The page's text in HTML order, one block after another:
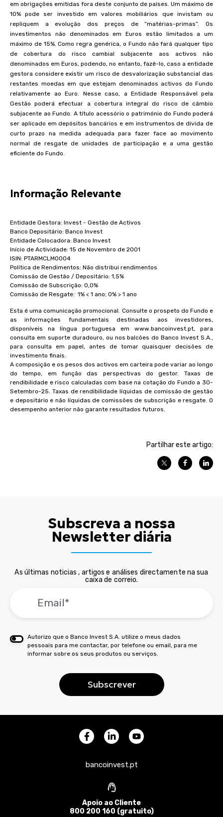
em obrigações emitidas fora deste conjunto de países. Um máximo de
10% pode ser investido em valores mobiliários que invistam ou
repliquem a evolução dos preços de “matérias-primas”. Os
investimentos não denominados em Euros estão limitados a um
máximo de 15%. Como regra genérica, o Fundo não fará qualquer tipo
de cobertura do risco cambial subjacente aos activos não
denominados em Euros, podendo, no entanto, fazê-lo, caso a entidade
gestora considere existir um risco de desvalorização substancial das
restantes moedas em que estejam denominados activos do Fundo
relativamente ao Euro. Nesse caso, a Entidade Responsável pela
Gestão poderá efectuar a cobertura integral do risco de câmbio
subjacente ao Fundo. A título acessório o património do Fundo poderá
ser aplicado em depósitos bancários e em instrumentos de dívida de
curto prazo na medida adequada para fazer face ao movimento
normal de resgate de unidades de participação e a uma gestão
eficiente do Fundo.
Informação Relevante
Entidade Gestora: Invest - Gestão de Activos
Banco Depositário: Banco Invest
Entidade Colocadora: Banco Invest
Início de Actividade: 15 de Novembro de 2001
ISIN: PTARMCLM0004
Política de Rendimentos: Não distribui rendimentos
Comissão de Gestão / Depositário: 1,5%
Comissão de Subscrição: 0,0%
Comissão de Resgate: 1% < 1 ano; 0% > 1 ano
Esta é uma comunicação promocional. Consulte o prospeto do Fundo e
as informações fundamentais destinadas aos investidores,
disponíveis na língua portuguesa em www.bancoinvest.pt, para
consulta em suporte duradouro, ou nos balcões do Banco Invest S.A.,
para consulta em papel, antes de tomar quaisquer decisões de
investimento finais.
A composição e os pesos dos activos em carteira pode variar ao longo
do tempo, em função das perspectivas do gestor. Taxas de
rendibilidade e risco calculadas com base na cotação do Fundo a 30-
Setembro-25. Taxas de rendibilidade líquidas de comissão de gestão
e depositário e não líquidas de comissões de subscrição e resgate. O
desempenho anterior não garante resultados futuros.
Partilhar este artigo:
Subscreva a nossa
Newsletter diária
As últimas noticias , artigos e análises directamente na sua
caixa de correio.
Autorizo que o Banco Invest S.A. utilize o meus dados
pessoais para me contactar, por telefone ou email, para me
informar sobre os seus produtos ou serviços.
bancoinvest.pt
Apoio ao Cliente
800 200 160 (gratuito)